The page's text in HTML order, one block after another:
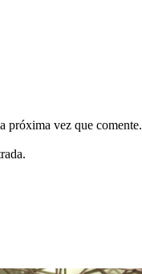
próxima vez que comente.